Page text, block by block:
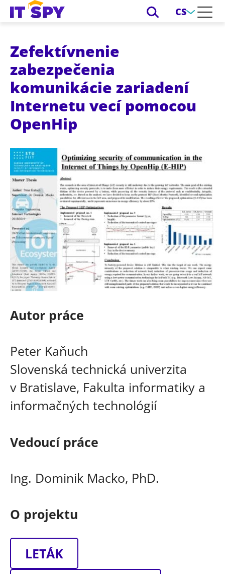
CS
Zefektívnenie
zabezpečenia
komunikácie zariadení
Internetu vecí pomocou
OpenHip
Autor práce
Peter Kaňuch
Slovenská technická univerzita
v Bratislave, Fakulta informatiky a
informačných technológií
Vedoucí práce
Ing. Dominik Macko, PhD.
O projektu
LETÁK